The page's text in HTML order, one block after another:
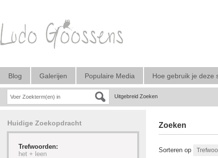
Blog Galerijen Populaire Media Hoe gebruik je deze
Uitgebreid Zoeken
Huidige Zoekopdracht
Trefwoorden:
het + leen
Zoeken
Sorteren op